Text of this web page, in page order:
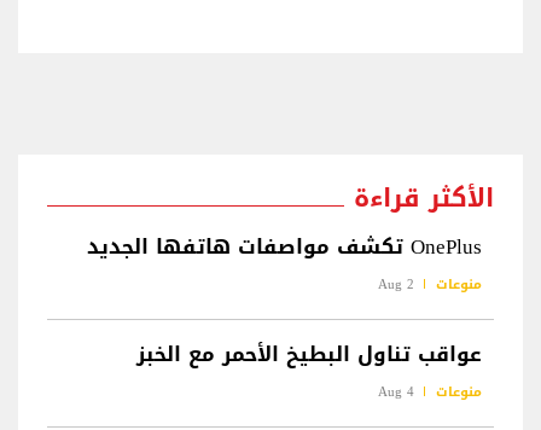
الأكثر قراءة
OnePlus تكشف مواصفات هاتفها الجديد
منوعات 2 Aug
عواقب تناول البطيخ الأحمر مع الخبز
منوعات 4 Aug